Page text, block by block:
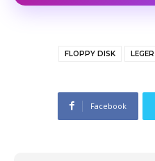
FLOPPY DISK LEGER
Facebook